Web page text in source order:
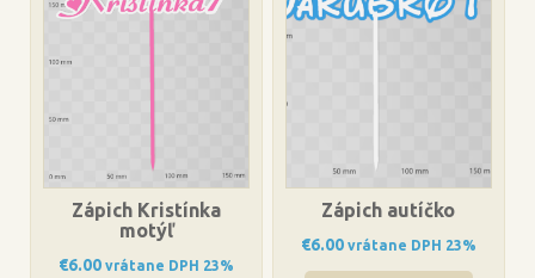
Zápich Kristínka
motýľ
€6.00 vrátane DPH 23%
Zápich autíčko
€6.00 vrátane DPH 23%